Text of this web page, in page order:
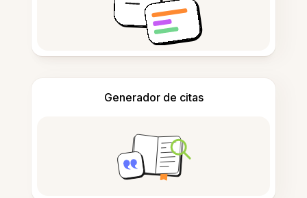
Generador de citas